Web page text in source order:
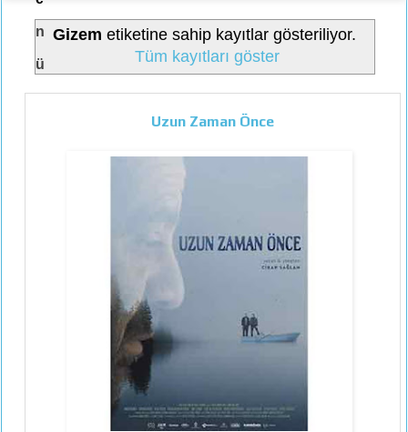
n
ü
Gizem etiketine sahip kayıtlar gösteriliyor.
Tüm kayıtları göster
Uzun Zaman Önce